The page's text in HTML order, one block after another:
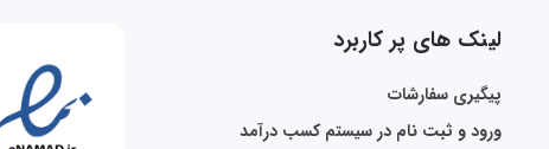
لینک های پر کاربرد
پیگیری سفارشات
ورود و ثبت نام در سیستم کسب درآمد